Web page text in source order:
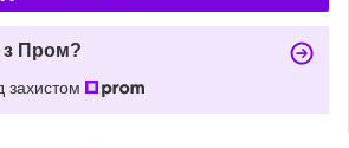
з Пром?
захистом